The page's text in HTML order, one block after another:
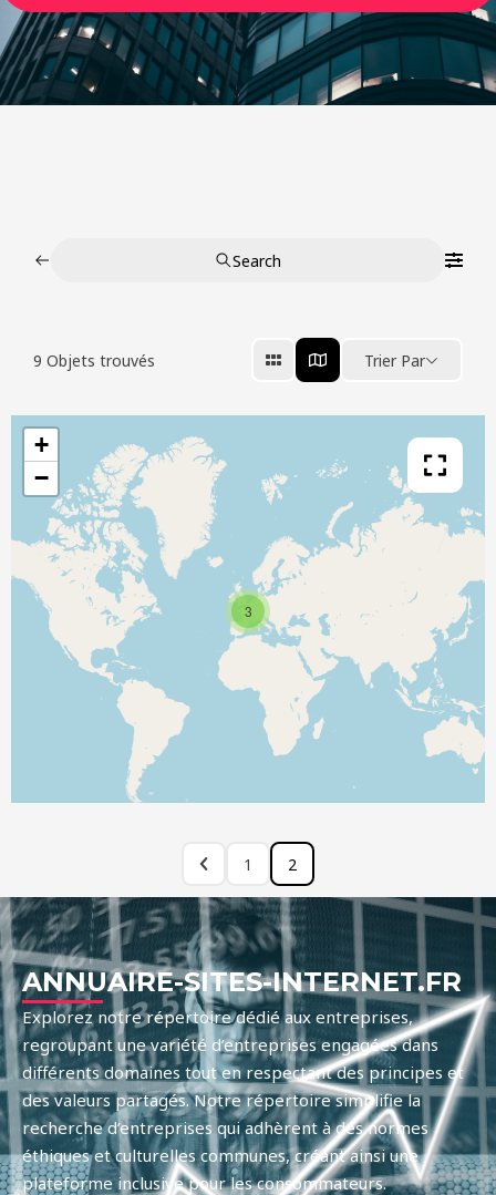
Search
9 Objets trouvés Trier Par
3
+
−
1 2
ANNUAIRE-SITES-INTERNET.FR
Explorez notre répertoire dédié aux entreprises,
regroupant une variété d’entreprises engagées dans
différents domaines tout en respectant des principes et
des valeurs partagés. Notre répertoire simplifie la
recherche d’entreprises qui adhèrent à des normes
éthiques et culturelles communes, créant ainsi une
plateforme inclusive pour les consommateurs.